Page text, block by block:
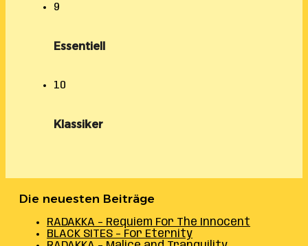
9
Essentiell
10
Klassiker
Die neuesten Beiträge
RADAKKA – Requiem For The Innocent
BLACK SITES – For Eternity